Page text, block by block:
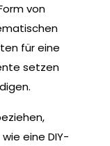
von
für eine
setzen
eine DIY-